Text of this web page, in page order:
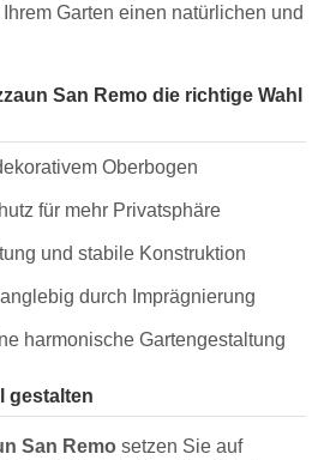
Garten einen natürlichen und
San Remo die richtige Wahl
Oberbogen
für mehr Privatsphäre
und stabile Konstruktion
durch Imprägnierung
harmonische Gartengestaltung
gestalten
San Remo setzen Sie auf